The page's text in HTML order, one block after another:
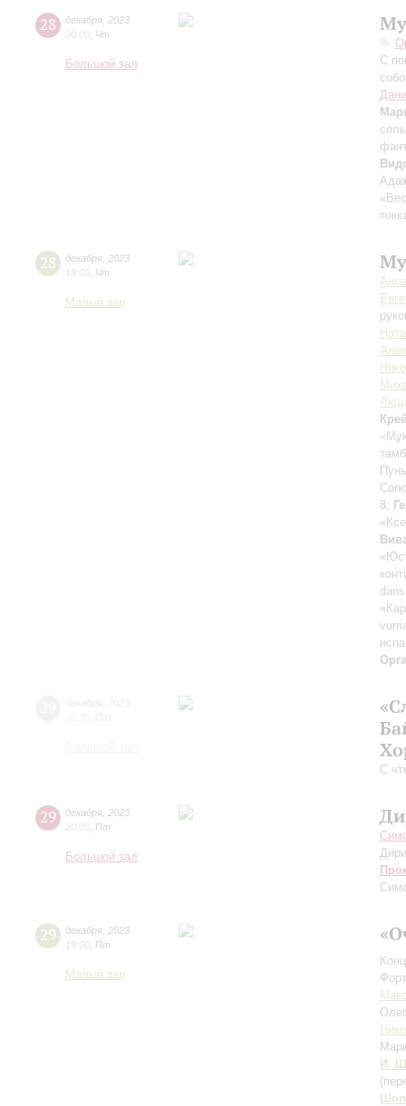
28 декабря 2023
20:00 Чт
Большой зал
С
28 декабря 2023
19:00 Чт
Малый зал
8;
С
29 декабря 2023
20:00 Пт
Большой зал
29 декабря 2023
19:00 Пт
Малый зал
И.